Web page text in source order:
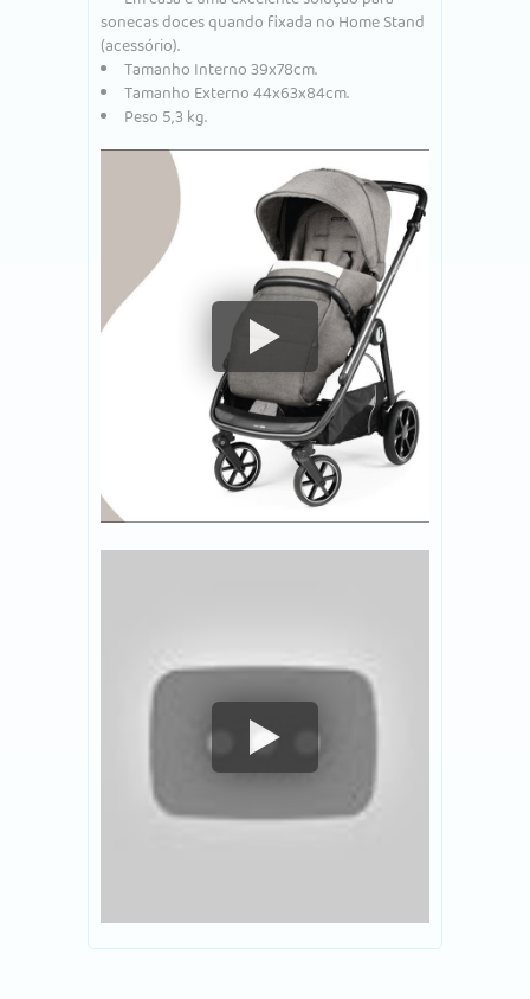
sonecas doces quando fixada no Home Stand
(acessório).
Tamanho Interno 39x78cm.
Tamanho Externo 44x63x84cm.
Peso 5,3 kg.